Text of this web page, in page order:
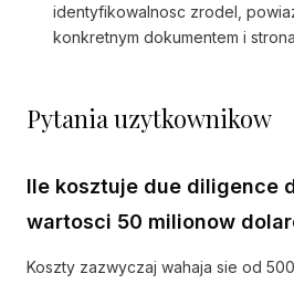
identyfikowalnosc zrodel,
konkretnym dokumentem i
Pytania uzytkownikow
Ile kosztuje due diligence
wartosci 50 milionow
Koszty zazwyczaj wahaja sie od